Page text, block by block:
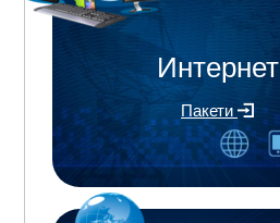
Интернет
Пакети